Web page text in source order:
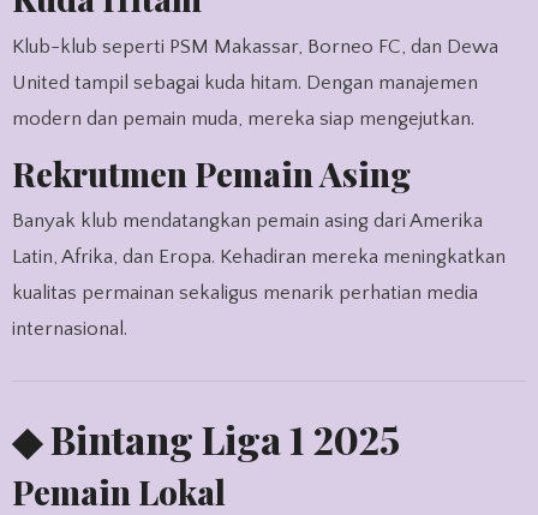
Klub-klub seperti PSM Makassar, Borneo FC, dan Dewa
United tampil sebagai kuda hitam. Dengan manajemen
modern dan pemain muda, mereka siap mengejutkan.
Rekrutmen Pemain Asing
Banyak klub mendatangkan pemain asing dari Amerika
Latin, Afrika, dan Eropa. Kehadiran mereka meningkatkan
kualitas permainan sekaligus menarik perhatian media
internasional.
◆ Bintang Liga 1 2025
Pemain Lokal